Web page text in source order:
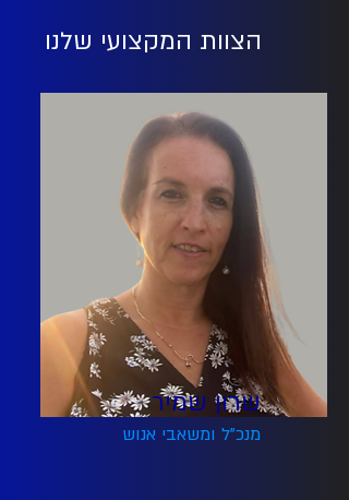
הצוות המקצועי שלנו
שרון שמיר
מנכ"ל ומשאבי אנוש